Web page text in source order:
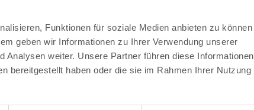
Funktionen für soziale Medien anbieten zu können
geben wir Informationen zu Ihrer Verwendung unserer
weiter. Unsere Partner führen diese Informationen
bereitgestellt haben oder die sie im Rahmen Ihrer Nutzung